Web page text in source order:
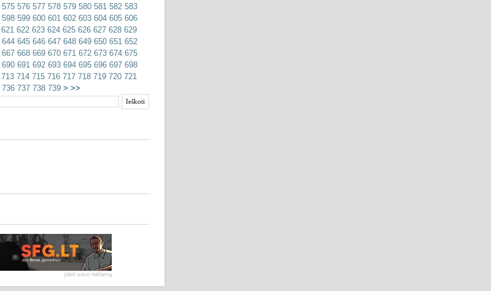
575 576 577 578 579 580 581 582 583
598 599 600 601 602 603 604 605 606
621 622 623 624 625 626 627 628 629
644 645 646 647 648 649 650 651 652
667 668 669 670 671 672 673 674 675
690 691 692 693 694 695 696 697 698
713 714 715 716 717 718 719 720 721
736 737 738 739 > >>
Įdėti savo reklamą